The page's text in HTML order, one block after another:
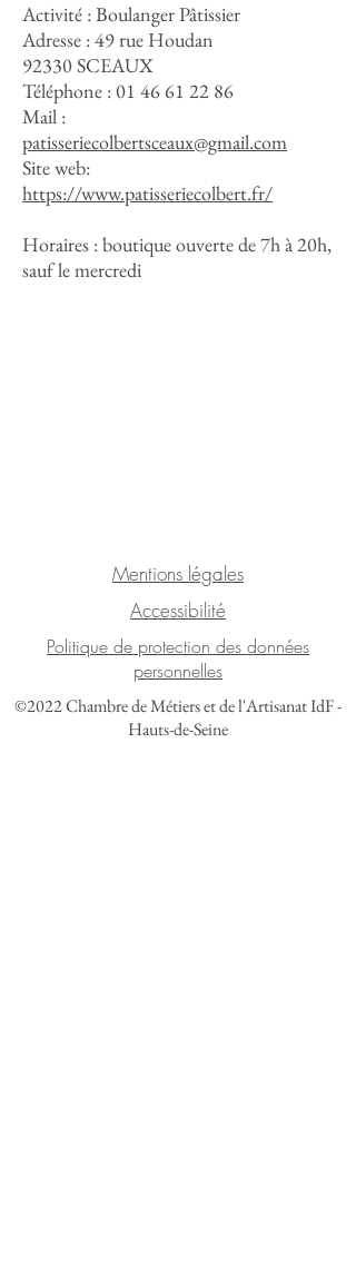
Activité : Boulanger Pâtissier
Adresse :49 rue Houdan
92330 SCEAUX
Téléphone :01 46 61 22 86
Mail :
patisseriecolbertsceaux@gmail.com
Site web:
https://www.patisseriecolbert.fr/
Horaires : boutique ouverte de 7h à 20h,
sauf le mercredi
Mentions légales
Accessibilité
Politique de protection des données
personnelles
©2022 Chambre de Métiers et de l'Artisanat IdF -
Hauts-de-Seine